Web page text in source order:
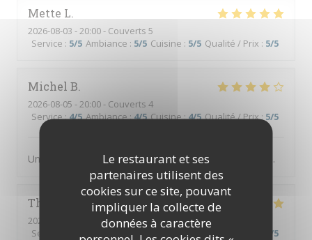
Le restaurant et ses
partenaires utilisent des
cookies sur ce site, pouvant
impliquer la collecte de
données à caractère
Mette L
2026-08-03 - 20:00 - Couverts 5
Service : 5/5 Ambiance : 5/5 Cuisine : 5/5 Qualité / Prix : 5/5
Michel B
2026-08-05 - 20:00 - Couverts 4
Service:4/5 Ambiance:4/5 Cuisine:4/5 Qualité / Prix: 5/5
Un des meilleurs restaurants abordable de Villefranche.
Thierry
2026-08-02
- 19:00 - Couverts 3
Service
: /5 Cuisine: Qualité / Prix /5